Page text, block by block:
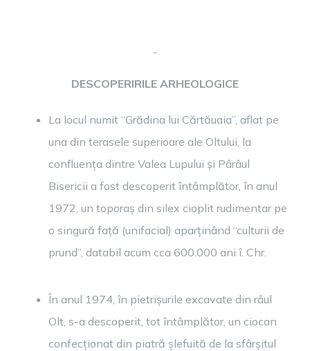
DESCOPERIRILE ARHEOLOGICE
La locul numit “Grădina lui Cărtăuaia”, aflat pe
una din terasele superioare ale Oltului, la
confluența dintre Valea Lupului și Pârâul
Bisericii a fost descoperit întâmplător, în anul
1972, un toporaș din silex cioplit rudimentar pe
o singură față (unifacial) aparținând “culturii de
prund”, databil acum cca 600.000 ani î. Chr.
În anul 1974, în pietrișurile excavate din râul
Olt, s-a descoperit, tot întâmplător, un ciocan
confecționat din piatră șlefuită de la sfârșitul